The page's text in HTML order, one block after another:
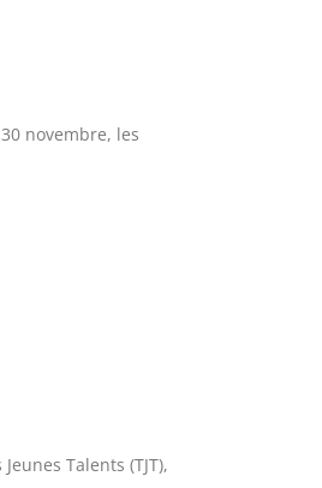
novembre, les
Talents (TJT),